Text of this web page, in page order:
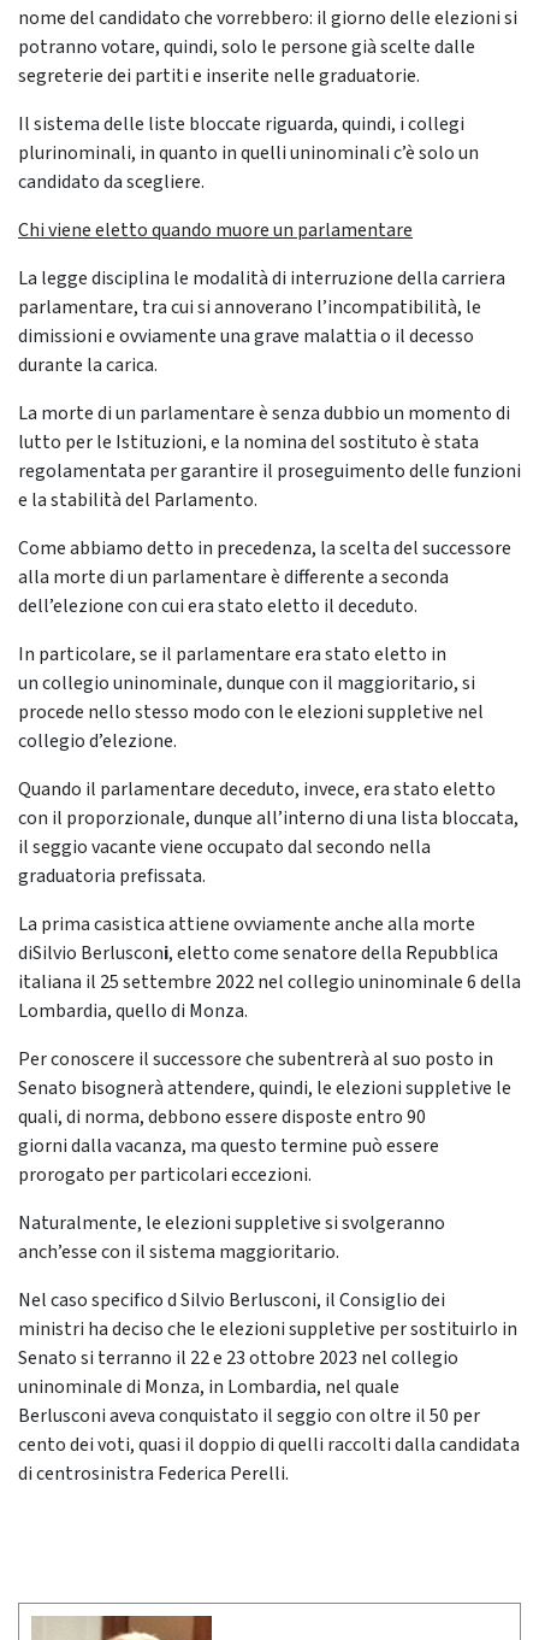
nome del candidato che vorrebbero: il giorno delle elezioni si
potranno votare, quindi, solo le persone già scelte dalle
segreterie dei partiti e inserite nelle graduatorie.
Il sistema delle liste bloccate riguarda, quindi, i collegi
plurinominali, in quanto in quelli uninominali c’è solo un
candidato da scegliere.
Chi viene eletto quando muore un parlamentare
La legge disciplina le modalità di interruzione della carriera
parlamentare, tra cui si annoverano l’incompatibilità, le
dimissioni e ovviamente una grave malattia o il decesso
durante la carica.
La morte di un parlamentare è senza dubbio un momento di
lutto per le Istituzioni, e la nomina del sostituto è stata
regolamentata per garantire il proseguimento delle funzioni
e la stabilità del Parlamento.
Come abbiamo detto in precedenza, la scelta del successore
alla morte di un parlamentare è differente a seconda
dell’elezione con cui era stato eletto il deceduto.
In particolare, se il parlamentare era stato eletto in
un collegio uninominale, dunque con il maggioritario, si
procede nello stesso modo con le elezioni suppletive nel
collegio d’elezione.
Quando il parlamentare deceduto, invece, era stato eletto
con il proporzionale, dunque all’interno di una lista bloccata,
il seggio vacante viene occupato dal secondo nella
graduatoria prefissata.
La prima casistica attiene ovviamente anche alla morte
diSilvio Berlusconi, eletto come senatore della Repubblica
italiana il 25 settembre 2022 nel collegio uninominale 6 della
Lombardia, quello di Monza.
Per conoscere il successore che subentrerà al suo posto in
Senato bisognerà attendere, quindi, le elezioni suppletive le
quali, di norma, debbono essere disposte entro 90
giorni dalla vacanza, ma questo termine può essere
prorogato per particolari eccezioni.
Naturalmente, le elezioni suppletive si svolgeranno
anch’esse con il sistema maggioritario.
Nel caso specifico d Silvio Berlusconi, il Consiglio dei
ministri ha deciso che le elezioni suppletive per sostituirlo in
Senato si terranno il 22 e 23 ottobre 2023 nel collegio
uninominale di Monza, in Lombardia, nel quale
Berlusconi aveva conquistato il seggio con oltre il 50 per
cento dei voti, quasi il doppio di quelli raccolti dalla candidata
di centrosinistra Federica Perelli.